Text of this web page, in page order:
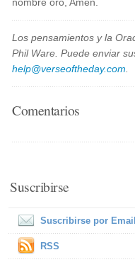
Los pensamientos y la
Phil Ware. Puede enviar
help@verseoftheday.com
Comentarios
Suscribirse
Suscribirse por Email
RSS